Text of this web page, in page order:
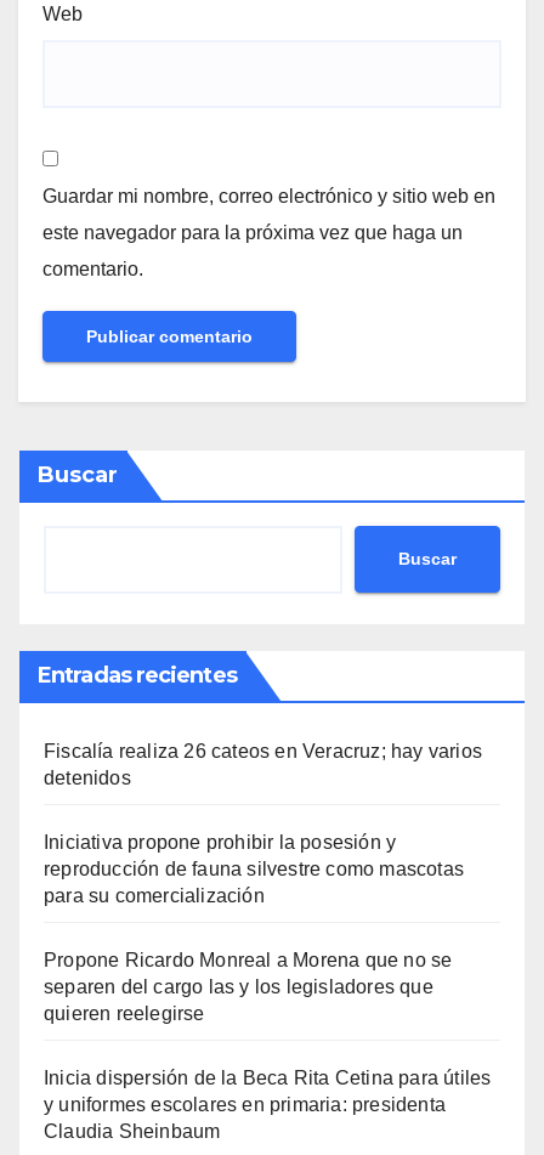
Web
Guardar mi nombre, correo electrónico y sitio web en
este navegador para la próxima vez que haga un
comentario.
Buscar
Buscar
Entradas recientes
Fiscalía realiza 26 cateos en Veracruz; hay varios
detenidos
Iniciativa propone prohibir la posesión y
reproducción de fauna silvestre como mascotas
para su comercialización
Propone Ricardo Monreal a Morena que no se
separen del cargo las y los legisladores que
quieren reelegirse
Inicia dispersión de la Beca Rita Cetina para útiles
y uniformes escolares en primaria: presidenta
Claudia Sheinbaum